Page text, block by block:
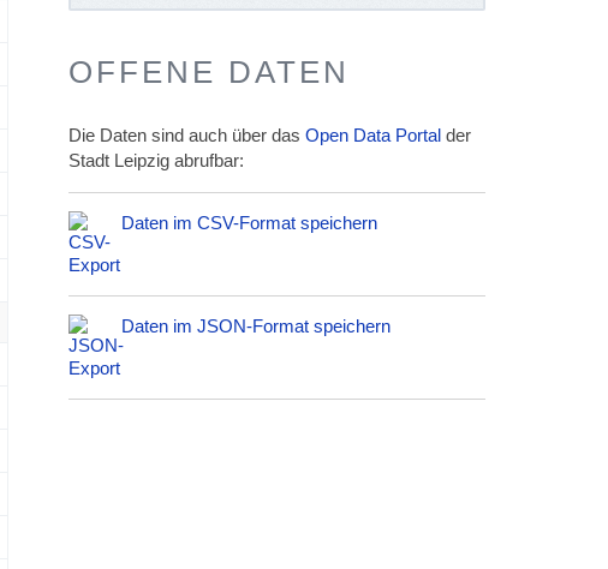
OFFENE DATEN
Die Daten sind auch über dasOpen Data Portal der
Stadt Leipzig abrufbar:
Daten im CSV-Format speichern
Daten im JSON-Format speichern